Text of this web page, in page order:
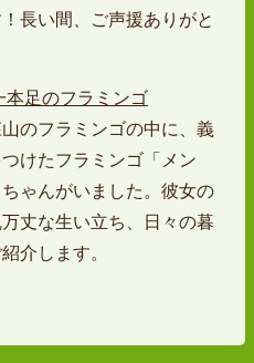
長い間、ご声援ありがと
本足のフラミンゴ
のフラミンゴの中に、義
けたフラミンゴ「メン
ちゃんがいました。彼女の
丈な生い立ち、日々の暮
介します。